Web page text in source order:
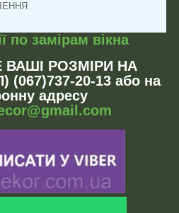
по замірам вікна
РОЗМІРИ НА
20-13 або на
адресу